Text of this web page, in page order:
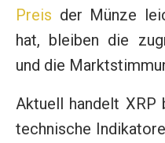
Preis der Münze
hat, bleiben die
und die
Aktuell handelt XRP
technische